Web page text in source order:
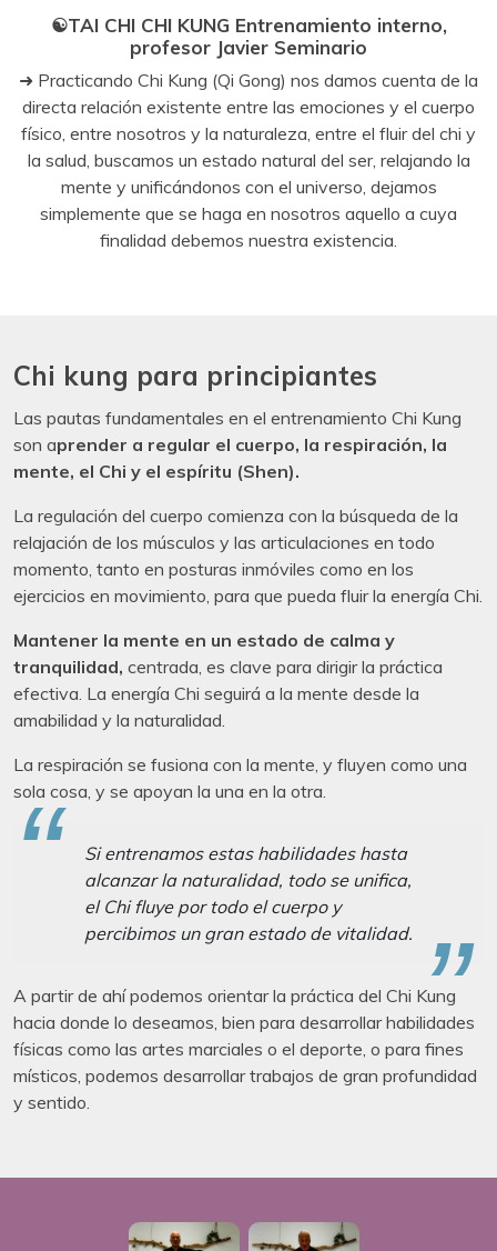
☯️TAI CHI CHI KUNG Entrenamiento interno,
profesor Javier Seminario
➜ Practicando Chi Kung (Qi Gong) nos damos cuenta de la
directa relación existente entre las emociones y el cuerpo
físico, entre nosotros y la naturaleza, entre el fluir del chi y
la salud, buscamos un estado natural del ser, relajando la
mente y unificándonos con el universo, dejamos
simplemente que se haga en nosotros aquello a cuya
finalidad debemos nuestra existencia.
Chi kung para principiantes
Las pautas fundamentales en el entrenamiento Chi Kung
son aprender a regular el cuerpo, la respiración, la
mente, el Chi y el espíritu (Shen).
La regulación del cuerpo comienza con la búsqueda de la
relajación de los músculos y las articulaciones en todo
momento, tanto en posturas inmóviles como en los
ejercicios en movimiento, para que pueda fluir la energía Chi.
Mantener la mente en un estado de calma y
tranquilidad, centrada, es clave para dirigir la práctica
efectiva. La energía Chi seguirá a la mente desde la
amabilidad y la naturalidad.
La respiración se fusiona con la mente, y fluyen como una
sola cosa, y se apoyan la una en la otra.
Si entrenamos estas habilidades hasta
alcanzar la naturalidad, todo se unifica,
el Chi fluye por todo el cuerpo y
percibimos un gran estado de vitalidad.
A partir de ahí podemos orientar la práctica del Chi Kung
hacia donde lo deseamos, bien para desarrollar habilidades
físicas como las artes marciales o el deporte, o para fines
místicos, podemos desarrollar trabajos de gran profundidad
y sentido.